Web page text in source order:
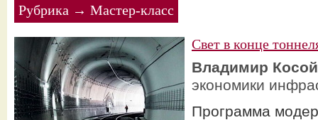
Рубрика → Мастер-класс
Свет в конце
Владимир Косой
экономики
Программа